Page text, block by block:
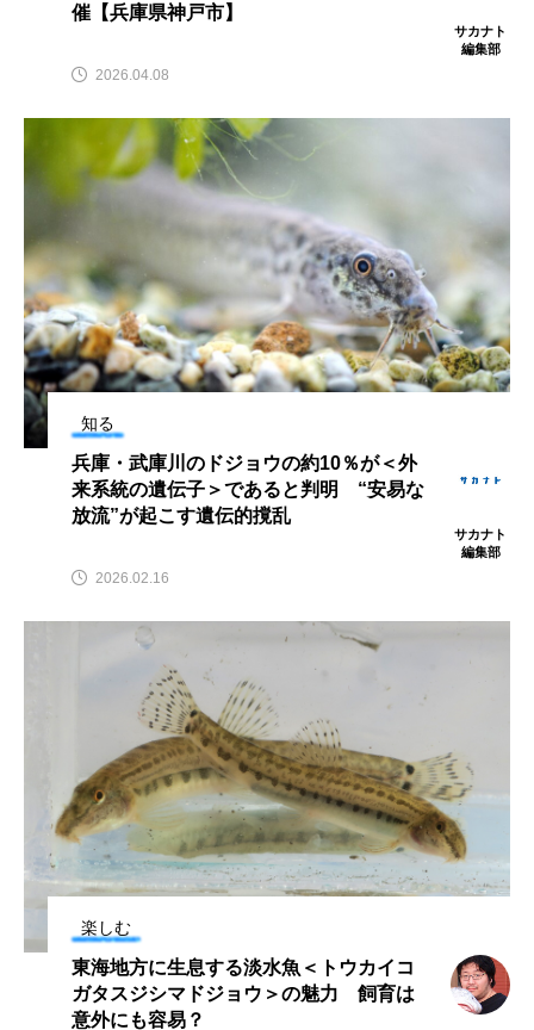
カブトエビ カブトクラゲ
カレイ カワウソ
カワバタモロコ カワムツ
キス キチヌ
キビナゴ キュウリエソ キンメダイ
ギギ ギンザケ ギンザメ クエ
クサガメ クジラ クニマス クマノミ
クモギンポ
クロスジギンポ クロソイ クロダイ
グラミー
ケープペンギン ゲンゴロウ コイ
コウテイペンギン コオイムシ
コガタペンギン コガネスズメダイ
コクチバス コクレン コチ
コトクラゲ コノシロ コバンザメ
コブシメ
コモレビクラゲ コモンイトギンポ
催【兵庫県神戸市】
サカナト
編集部
2026.04.08
知る
兵庫・武庫川のドジョウの約10％が＜外
来系統の遺伝子＞であると判明 “安易な
放流”が起こす遺伝的撹乱
サカナト
編集部
2026.02.16
楽しむ
東海地方に生息する淡水魚＜トウカイコ
ガタスジシマドジョウ＞の魅力 飼育は
意外にも容易？